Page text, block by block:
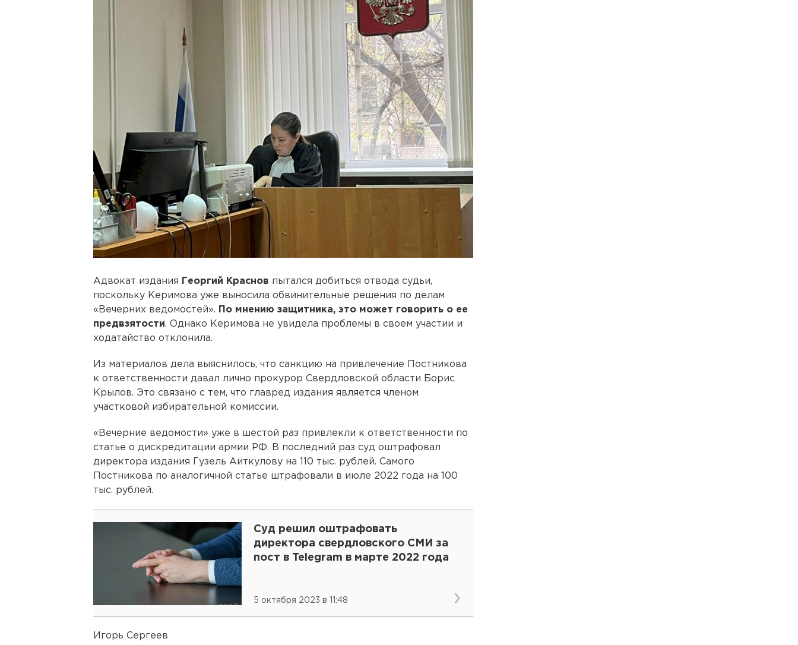
Адвокат издания Георгий Краснов пытался добиться отвода судьи,
поскольку Керимова уже выносила обвинительные решения по делам
«Вечерних ведомостей».
По мнению защитника, это может говорить о ее
предвзятости. Однако Керимова не увидела проблемы в своем участии и
ходатайство отклонила.
Из материалов дела выяснилось, что санкцию на привлечение Постникова
к ответственности давал лично прокурор Свердловской области Борис
Крылов. Это связано с тем, что главред издания является членом
участковой избирательной комиссии.
«Вечерние ведомости» уже в шестой раз привлекли к ответственности по
статье о дискредитации армии РФ. В последний раз суд оштрафовал
директора издания Гузель Аиткулову на 110 тыс. рублей. Самого
Постникова по аналогичной статье штрафовали в июле 2022 года на 100
тыс. рублей.
Суд решил оштрафовать
директора свердловского СМИ за
пост в Telegram в марте 2022 года
5 октября 2023 в 11:48
Игорь Сергеев